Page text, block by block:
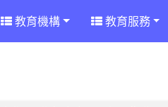
教育機構 教育服務